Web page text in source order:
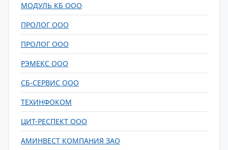
МОДУЛЬ КБ ООО
ПРОЛОГ ООО
ПРОЛОГ ООО
РЭМЕКС ООО
СБ-СЕРВИС ООО
ТЕХИНФОКОМ
ЦИТ-РЕСПЕКТ ООО
АМИНВЕСТ КОМПАНИЯ ЗАО